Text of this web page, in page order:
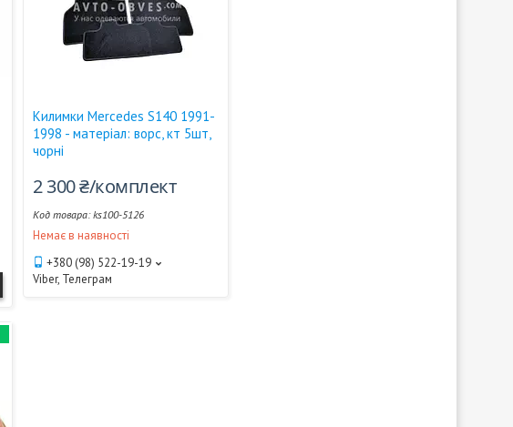
Килимки Mercedes S140 1991-
1998 - матеріал: ворс, кт 5шт,
чорні
2 300 ₴/комплект
ks100-5126
Немає в наявності
+380 (98) 522-19-19
Viber, Телеграм